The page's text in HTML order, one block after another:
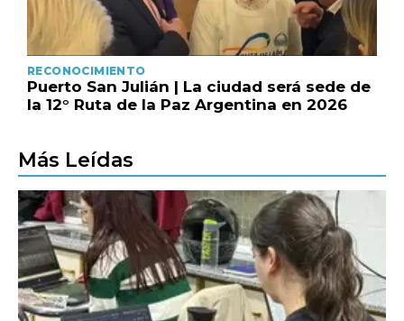
RECONOCIMIENTO
Puerto San Julián | La ciudad será sede de
la 12° Ruta de la Paz Argentina en 2026
Más Leídas